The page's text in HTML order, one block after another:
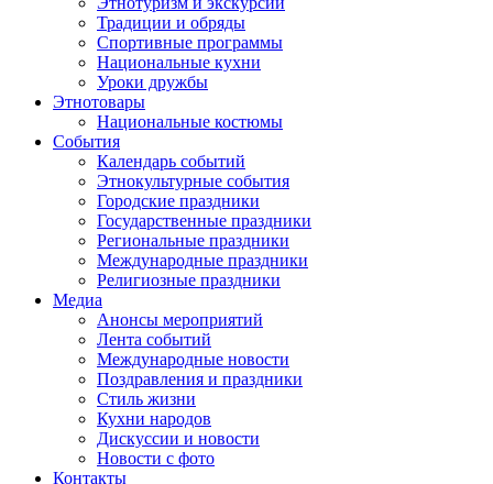
Традиции и обряды
Спортивные программы
Национальные кухни
Уроки дружбы
Этнотовары
Национальные костюмы
События
Календарь событий
Этнокультурные события
Городские праздники
Государственные праздники
Региональные праздники
Международные праздники
Религиозные праздники
Медиа
Анонсы мероприятий
Лента событий
Международные новости
Поздравления и праздники
Cтиль жизни
Кухни народов
Дискуссии и новости
Новости с фото
Контакты